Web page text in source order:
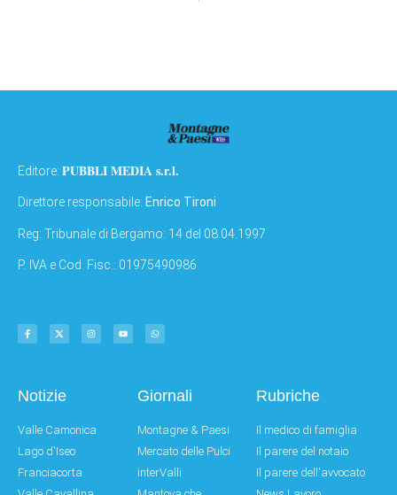
Editore: PUBBLI MEDIA s.r.l.
Direttore responsabile: Enrico Tironi
Reg: Tribunale di Bergamo: 14 del 08.04.1997
P. IVA e Cod. Fisc.: 01975490986
Notizie
Valle Camonica
Lago d'Iseo
Franciacorta
Giornali
Montagne & Paesi
Mercato delle Pulci
interValli
Rubriche
Il medico di famiglia
Il parere del notaio
Il parere dell'avvocato